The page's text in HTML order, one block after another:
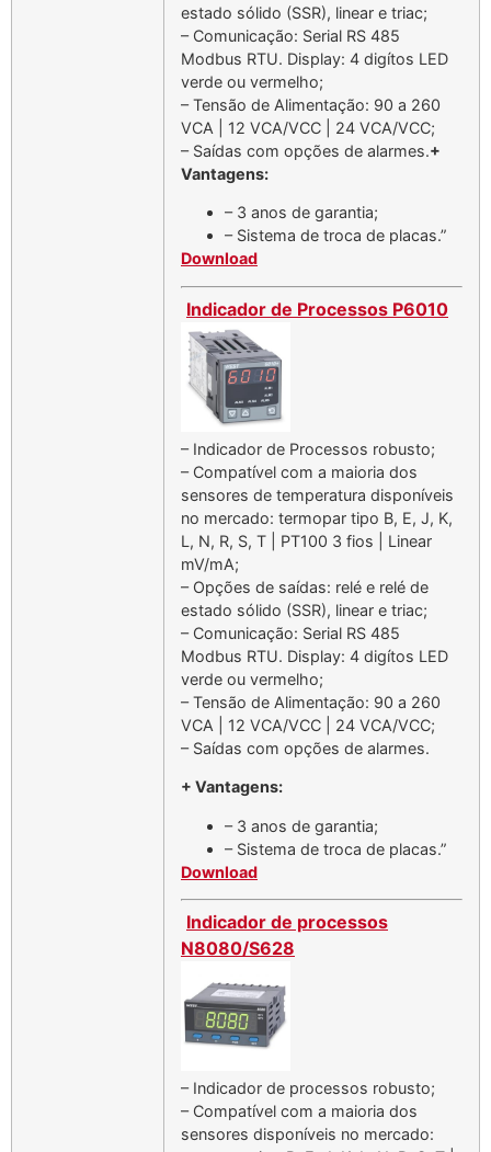
estado sólido (SSR), linear e triac;
– Comunicação: Serial RS 485
Modbus RTU. Display: 4 digítos LED
verde ou vermelho;
– Tensão de Alimentação: 90 a 260
VCA | 12 VCA/VCC | 24 VCA/VCC;
– Saídas com opções de alarmes.+
Vantagens:
– 3 anos de garantia;
– Sistema de troca de placas.”
Download
Indicador de Processos P6010
– Indicador de Processos robusto;
– Compatível com a maioria dos
sensores de temperatura disponíveis
no mercado: termopar tipo B, E, J, K,
L, N, R, S, T | PT100 3 fios | Linear
mV/mA;
– Opções de saídas: relé e relé de
estado sólido (SSR), linear e triac;
– Comunicação: Serial RS 485
Modbus RTU. Display: 4 digítos LED
verde ou vermelho;
– Tensão de Alimentação: 90 a 260
VCA | 12 VCA/VCC | 24 VCA/VCC;
– Saídas com opções de alarmes.
+ Vantagens:
– 3 anos de garantia;
– Sistema de troca de placas.”
Download
Indicador de processos
N8080/S628
– Indicador de processos robusto;
– Compatível com a maioria dos
sensores disponíveis no mercado: